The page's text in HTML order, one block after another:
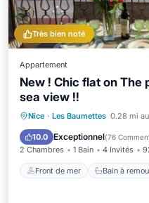
Très bien noté
Appartement
New ! Chic flat on
sea view !!
Nice · Les Baumettes 0.28 mi
10.0 Exceptionnel(76
2 Chambres 1 Bain 4 Invités
Front de mer Bain à
Front de mer
Vue sur l’océan